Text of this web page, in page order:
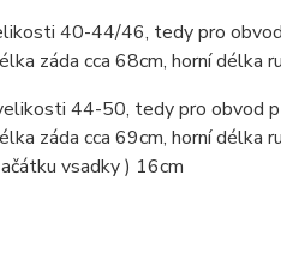
40-44/46, tedy pro
záda cca 68cm, horní délka
44-50, tedy pro obvod
záda cca 69cm, horní délka
vsadky ) 16cm